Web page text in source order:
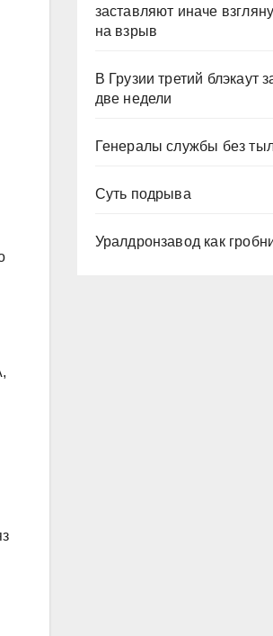
заставляют иначе
на взрыв
В Грузии третий блэкаут
две недели
Генералы службы без
Суть подрыва
Уралдронзавод как